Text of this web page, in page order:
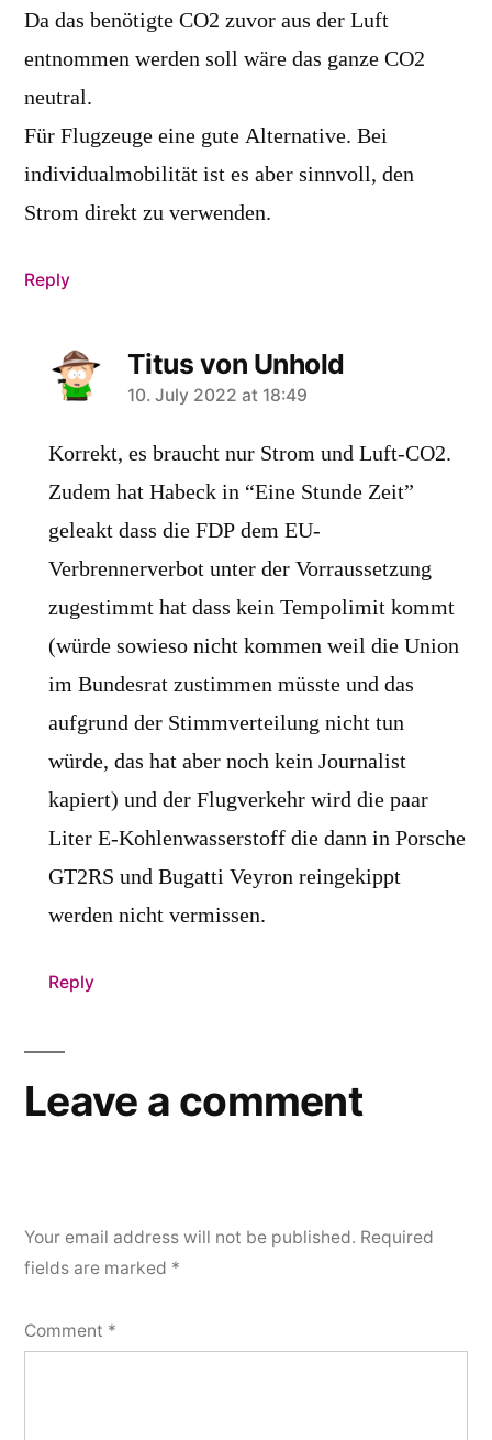
Da das benötigte CO2 zuvor aus der Luft
entnommen werden soll wäre das ganze CO2
neutral.
Für Flugzeuge eine gute Alternative. Bei
individualmobilität ist es aber sinnvoll, den
Strom direkt zu verwenden.
Reply
Titus von Unhold
says:
10. July 2022 at 18:49
Korrekt, es braucht nur Strom und Luft-CO2.
Zudem hat Habeck in “Eine Stunde Zeit”
geleakt dass die FDP dem EU-
Verbrennerverbot unter der Vorraussetzung
zugestimmt hat dass kein Tempolimit kommt
(würde sowieso nicht kommen weil die Union
im Bundesrat zustimmen müsste und das
aufgrund der Stimmverteilung nicht tun
würde, das hat aber noch kein Journalist
kapiert) und der Flugverkehr wird die paar
Liter E-Kohlenwasserstoff die dann in Porsche
GT2RS und Bugatti Veyron reingekippt
werden nicht vermissen.
Reply
Leave a comment
Your email address will not be published. Required
fields are marked *
Comment *